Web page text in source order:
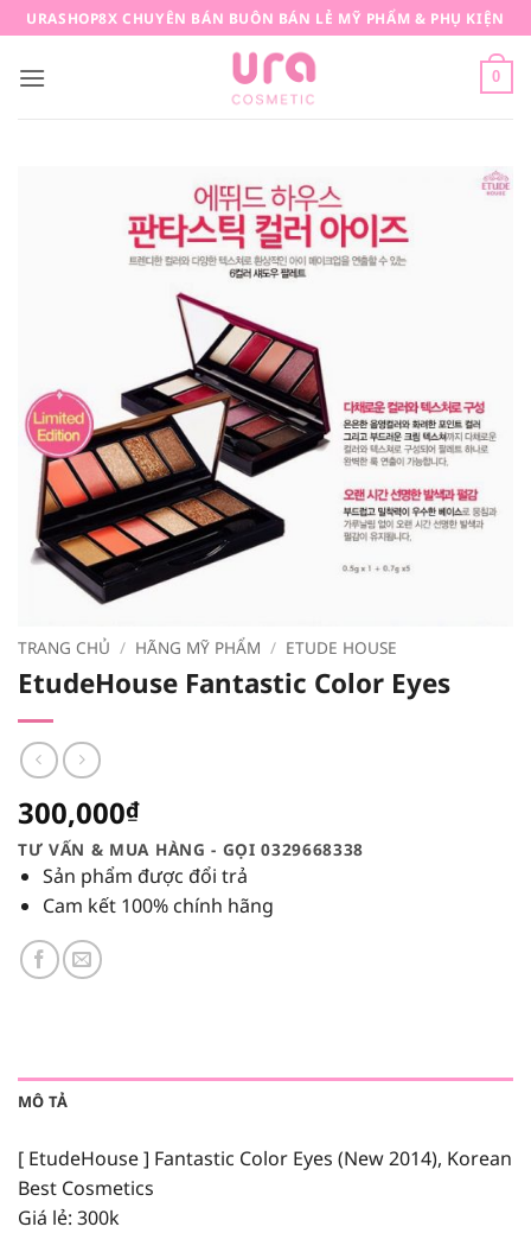
qua
nội
URASHOP8X CHUYÊN BÁN BUÔN BÁN LẺ MỸ PHẨM & PHỤ KIỆN
0
TRANG CHỦ / HÃNG MỸ PHẨM / ETUDE HOUSE
EtudeHouse Fantastic Color Eyes
300,000₫
TƯ VẤN & MUA HÀNG - GỌI 0329668338
Sản phẩm được đổi trả
Cam kết 100% chính hãng
MÔ TẢ
[ EtudeHouse ] Fantastic Color Eyes (New 2014), Korean
Best Cosmetics
Giá lẻ: 300k